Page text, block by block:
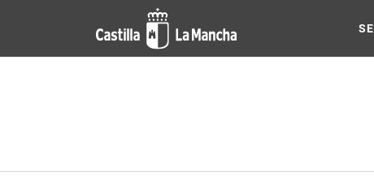
Pasar al contenido principal